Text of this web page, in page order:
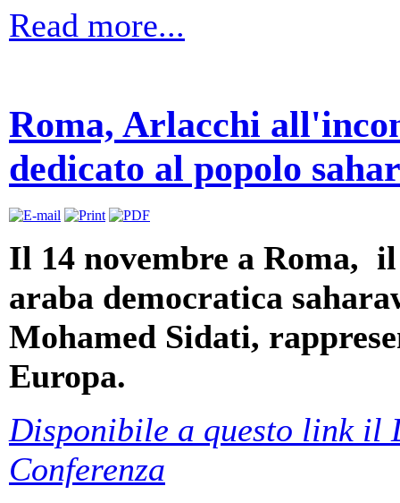
Read more...
Roma, Arlacchi
dedicato al popolo
Il 14 novembre a Roma,
araba democratica
Mohamed Sidati,
Europa.
Disponibile a questo link il
Conferenza